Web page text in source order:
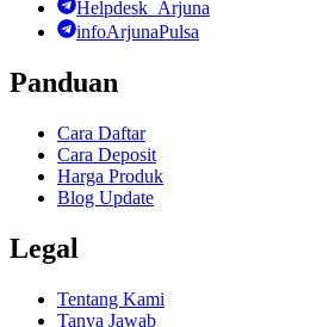
Helpdesk_Arjuna
infoArjunaPulsa
Panduan
Cara Daftar
Cara Deposit
Harga Produk
Blog Update
Legal
Tentang Kami
Tanya Jawab